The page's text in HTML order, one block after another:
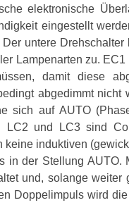
elektronische
eingestellt
untere
Lampenarten zu.
damit diese
abgedimmt
sich auf AUTO
LC2 und LC3 sind
induktiven
in der Stellung
und, solange
Doppelimpuls wird